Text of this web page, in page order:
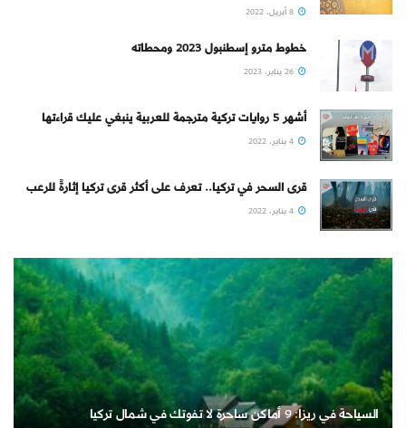
خطوط مترو إسطنبول 2023 ومحطاته
أشهر 5 روايات تركية مترجمة للعربية ينبغي عليك قراءتها
قرى السحر في تركيا.. تعرف على أكثر قرى تركيا إثارةً للرعب
السياحة في ريزا: 9 أماكن ساحرة لا تفوتك في شمال تركيا